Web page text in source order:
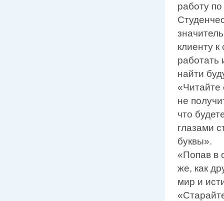
работу
клиенту
работать
найти
«Читайте
не
что
глазами
буквы».
«Попав в
же, как
мир и